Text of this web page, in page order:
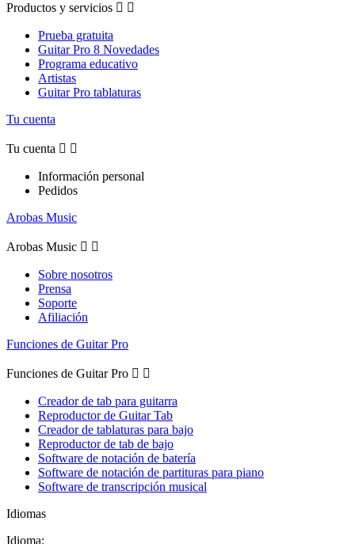
Productos y servicios  
Prueba gratuita
Guitar Pro 8 Novedades
Programa educativo
Artistas
Guitar Pro tablaturas
Tu cuenta
Tu cuenta  
Información personal
Pedidos
Arobas Music
Arobas Music  
Sobre nosotros
Prensa
Soporte
Afiliación
Funciones de Guitar Pro
Funciones de Guitar Pro  
Creador de tab para guitarra
Reproductor de Guitar Tab
Creador de tablaturas para bajo
Reproductor de tab de bajo
Software de notación de batería
Software de notación de partituras para piano
Software de transcripción musical
Idiomas
Idioma: